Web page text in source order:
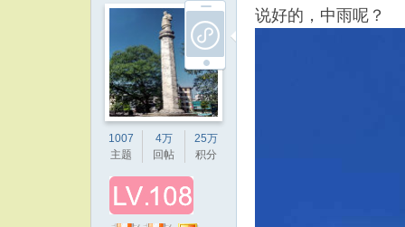
1007
主题
4万
回帖
25万
积分
说好的，中雨呢？